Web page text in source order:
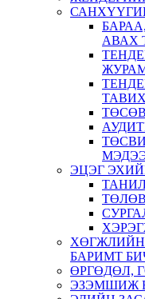
АВАХ
ЭЦЭГ
ХӨГЖЛИЙН
БАРИМТ
ӨРГӨДӨЛ,
ЭЗЭМШИЖ